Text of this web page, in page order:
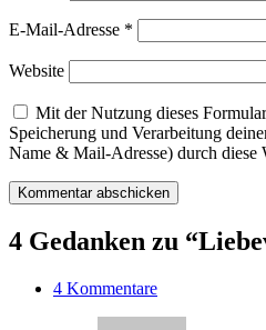
E-Mail-Adresse *
Website
Mit der Nutzung dieses
Speicherung und Verarbeitung
Name & Mail-Adresse) durch diese
4 Gedanken zu
4 Kommentare